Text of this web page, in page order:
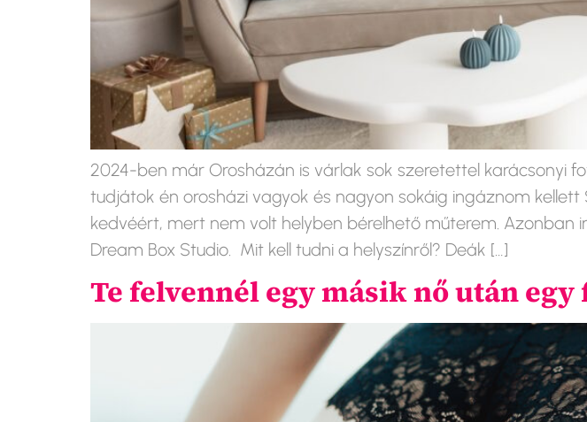
2024-ben már Orosházán is várlak sok szeretettel karácsonyi
tudjátok én orosházi vagyok és nagyon sokáig ingáznom
kedvéért, mert nem volt helyben bérelhető műterem.
Dream Box Studio. Mit kell tudni a helyszínről? Deák […]
Te felvennél egy másik nő után